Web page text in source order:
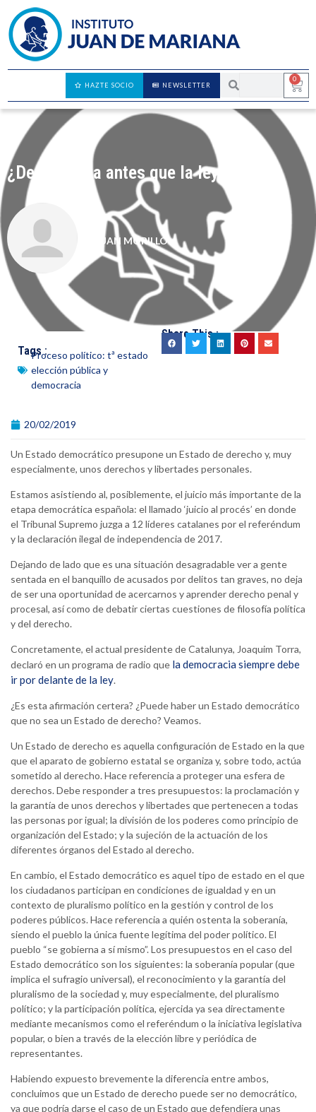
0
NEWSLETTER
HAZTE SOCIO
¿Democracia antes que la ley?
JUAN MORILLO
Tags :Proceso político: tª estado
elección pública y
democracia
Share This :
20/02/2019
Un Estado democrático presupone un Estado de derecho y, muy
especialmente, unos derechos y libertades personales.
Estamos asistiendo al, posiblemente, el juicio más importante de la
etapa democrática española: el llamado ‘juicio al procés’ en donde
el Tribunal Supremo juzga a 12 líderes catalanes por el referéndum
y la declaración ilegal de independencia de 2017.
Dejando de lado que es una situación desagradable ver a gente
sentada en el banquillo de acusados por delitos tan graves, no deja
de ser una oportunidad de acercarnos y aprender derecho penal y
procesal, así como de debatir ciertas cuestiones de filosofía política
y del derecho.
Concretamente, el actual presidente de Catalunya, Joaquim Torra,
declaró en un programa de radio que la democracia siempre debe
ir por delante de la ley.
¿Es esta afirmación certera? ¿Puede haber un Estado democrático
que no sea un Estado de derecho? Veamos.
Un Estado de derecho es aquella configuración de Estado en la que
que el aparato de gobierno estatal se organiza y, sobre todo, actúa
sometido al derecho. Hace referencia a proteger una esfera de
derechos. Debe responder a tres presupuestos: la proclamación y
la garantía de unos derechos y libertades que pertenecen a todas
las personas por igual; la división de los poderes como principio de
organización del Estado; y la sujeción de la actuación de los
diferentes órganos del Estado al derecho.
En cambio, el Estado democrático es aquel tipo de estado en el que
los ciudadanos participan en condiciones de igualdad y en un
contexto de pluralismo político en la gestión y control de los
poderes públicos. Hace referencia a quién ostenta la soberanía,
siendo el pueblo la única fuente legítima del poder político. El
pueblo “se gobierna a sí mismo”. Los presupuestos en el caso del
Estado democrático son los siguientes: la soberanía popular (que
implica el sufragio universal), el reconocimiento y la garantía del
pluralismo de la sociedad y, muy especialmente, del pluralismo
político; y la participación política, ejercida ya sea directamente
mediante mecanismos como el referéndum o la iniciativa legislativa
popular, o bien a través de la elección libre y periódica de
representantes.
Habiendo expuesto brevemente la diferencia entre ambos,
concluimos que un Estado de derecho puede ser no democrático,
ya que podría darse el caso de un Estado que defendiera unas